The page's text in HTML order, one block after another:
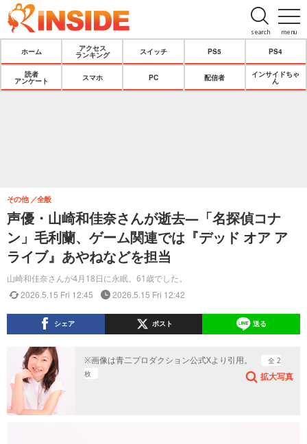
menu
search
ホーム
アクセス
ランキング
スイッチ PS5 PS4
読者
アンケート
スマホ PC 配信者
インサイドちゃ
ん
声優・山崎和佳奈さんが逝去―「名探偵コナ
ン」毛利蘭、ゲーム関連では『デッド オア ア
ライブ』あやねなどを担当
山崎和佳奈さんが4月18日に永眠。61歳でした。
その他 全般
2026.5.15 Fri 12:45 2026.5.15 Fri 12:42
シェア ポスト 送る
※画像は青二プロダクション公式Xより引用。
全 2
枚
拡大写真